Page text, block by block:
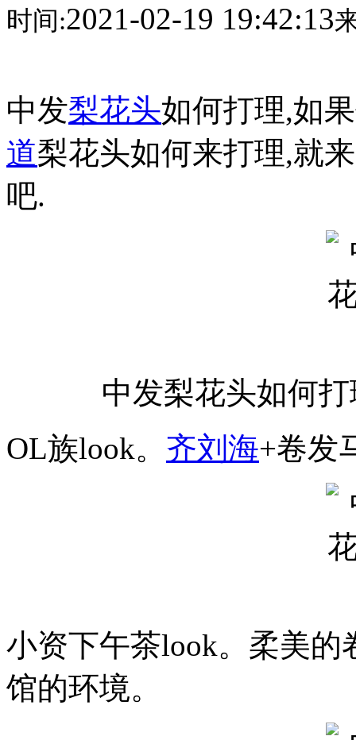
时间:2021-02-19 19:42:13
中发梨花头如何打理,如
道梨花头如何来打理,就
吧.
中发梨花头如
OL族look。 齐刘海+卷发
小资下午茶look。柔美
馆的环境。